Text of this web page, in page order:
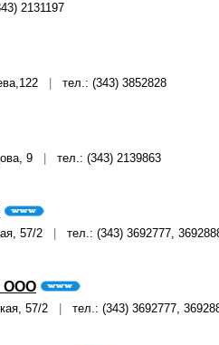
2131197
тел.: (343) 3852828
9 тел.: (343) 2139863
57/2 тел.: (343) 3692777,
ООО
57/2 тел.: (343) 3692777,